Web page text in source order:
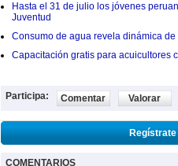
Hasta el 31 de julio los jóvenes
Juventud
Consumo de agua revela dinámica
Capacitación gratis para acuicultores
Participa: Comentar Valorar
Regístrate
COMENTARIOS